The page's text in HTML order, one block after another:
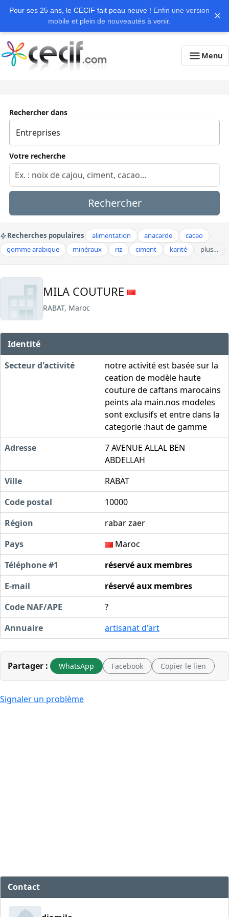
Pour ses 25 ans, le CECIF fait peau neuve ! Enfin une version
mobile et plein de nouveautés à venir.
×
Menu
Rechercher dans
Votre recherche
Rechercher
Recherches populaires alimentation anacarde
cacao
gomme arabique
minéraux riz ciment karité plus…
MILA COUTURE
RABAT, Maroc
Identité
Secteur d'activité
notre activité est basée sur la
ceation de modèle haute
couture de caftans marocains
peints ala main.nos modeles
sont exclusifs et entre dans la
categorie :haut de gamme
Adresse
7 AVENUE ALLAL BEN
ABDELLAH
Ville
RABAT
Code postal
10000
Région
rabar zaer
Pays
Maroc
Téléphone #1
réservé aux membres
E-mail
réservé aux membres
Code NAF/APE
?
Annuaire
artisanat d'art
Partager : WhatsApp Facebook Copier le lien
Signaler un problème
Contact